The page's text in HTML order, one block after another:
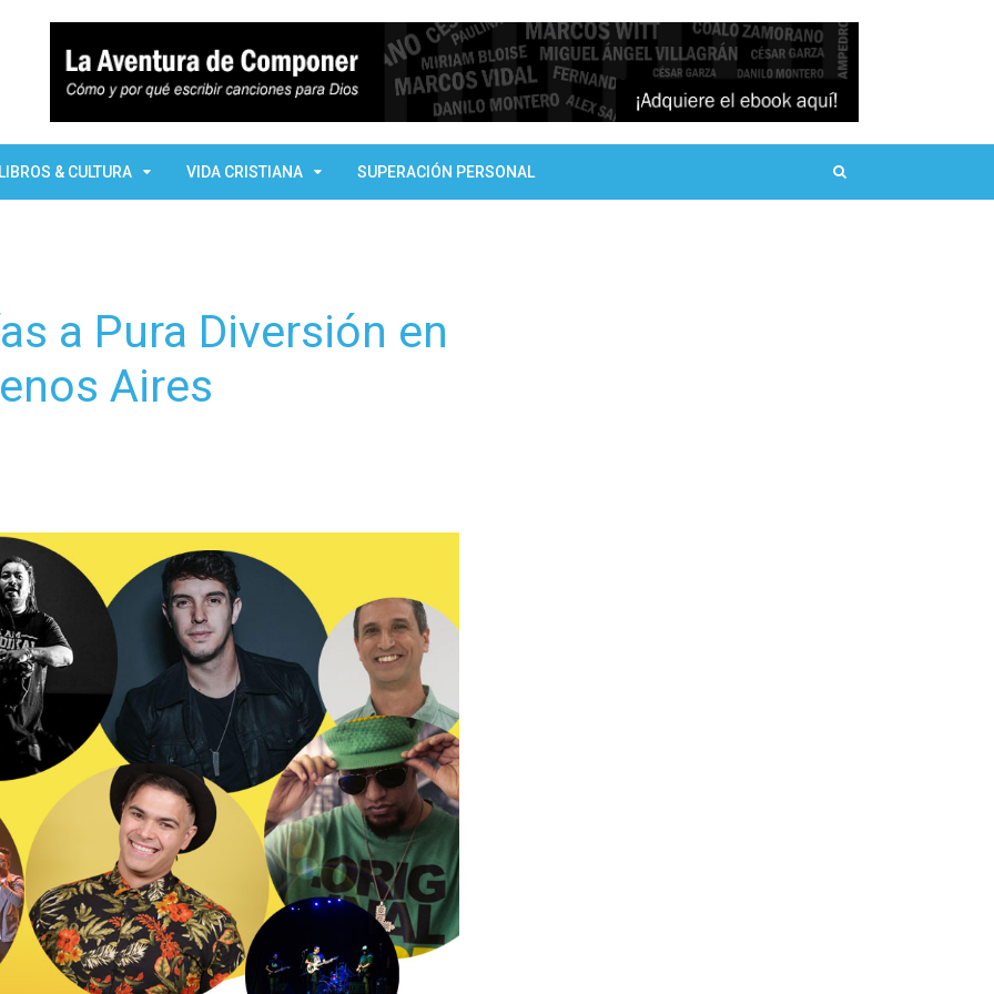
LIBROS & CULTURA VIDA CRISTIANA SUPERACIÓN PERSONAL
a Pura Diversión en
Aires